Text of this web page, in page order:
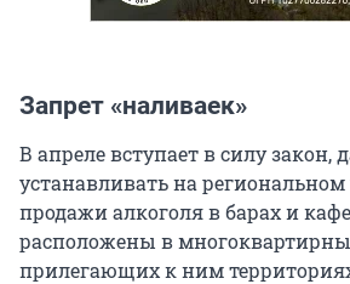
Запрет «наливаек»
В апреле вступает в силу
устанавливать на
продажи алкоголя в барах и
расположены в
прилегающих к ним